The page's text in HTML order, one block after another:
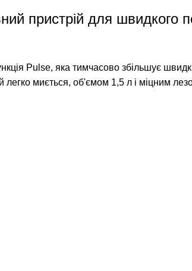
пристрій для швидкого
Pulse, яка тимчасово збільшує
миється, об'ємом 1,5 л і міцним